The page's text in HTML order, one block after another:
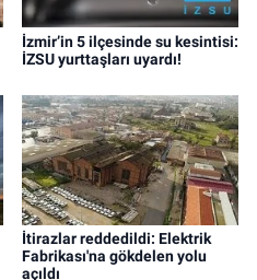
İzmir’in 5 ilçesinde su kesintisi:
İZSU yurttaşları uyardı!
İtirazlar reddedildi: Elektrik
Fabrikası'na gökdelen yolu
açıldı